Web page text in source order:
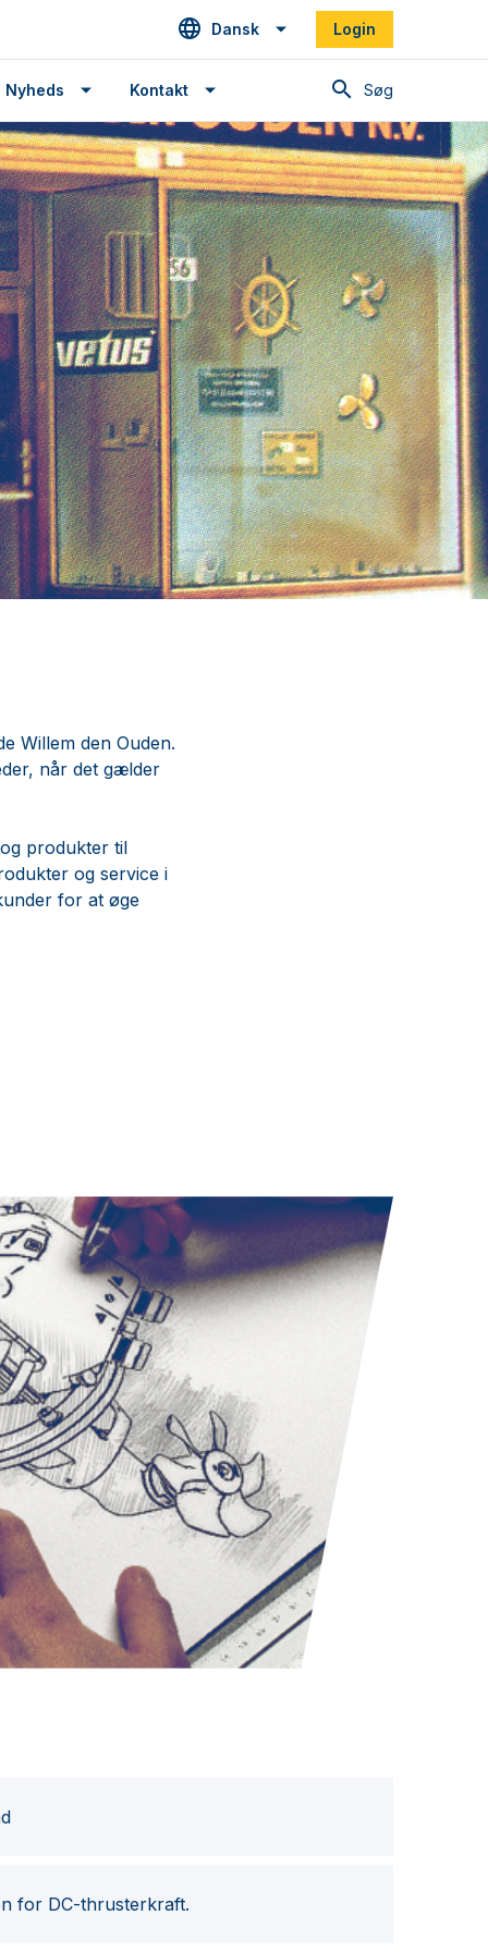
Dansk Login
Søg
Nyheds Kontakt
Willem den Ouden.
når det gælder
produkter til
og service i
for at øge
for DC-thrusterkraft.